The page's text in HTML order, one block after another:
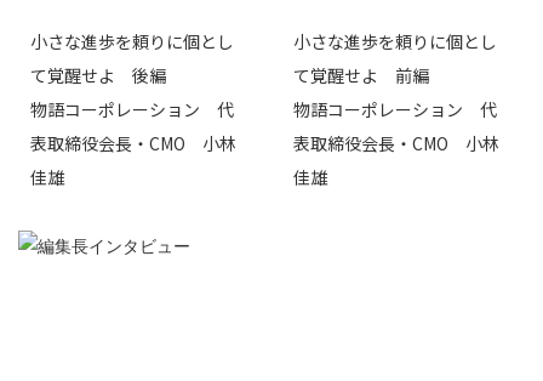
小さな進歩を頼りに個とし
て覚醒せよ 後編
物語コーポレーション 代
表取締役会長・CMO 小林
佳雄
小さな進歩を頼りに個とし
て覚醒せよ 前編
物語コーポレーション 代
表取締役会長・CMO 小林
佳雄